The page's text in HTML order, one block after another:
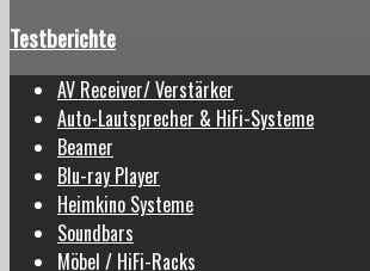
Testberichte
AV Receiver/ Verstärker
Auto-Lautsprecher & HiFi-Systeme
Beamer
Blu-ray Player
Heimkino Systeme
Soundbars
Möbel / HiFi-Racks